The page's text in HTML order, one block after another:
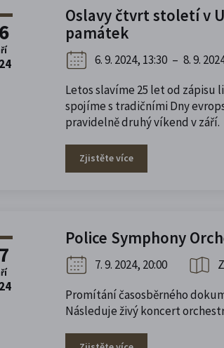
Oslavy čtvrt století v
památek
6. 9. 2024, 13:30 – 8. 9.
Letos slavíme 25 let od zápisu
spojíme s tradičními Dny
pravidelně druhý víkend v září.
Zjistěte více
Police Symphony
7. 9. 2024, 20:00
Promítání časosběrného
Následuje živý koncert